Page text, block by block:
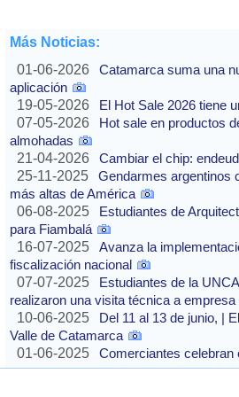
Más Noticias:
01-06-2026
Catamarca suma una
aplicación
19-05-2026
El Hot Sale 2026 tiene
07-05-2026
Hot sale en productos
almohadas
21-04-2026
Cambiar el chip:
25-11-2025
Gendarmes argentinos
más altas de América
06-08-2025
Estudiantes de
para Fiambalá
16-07-2025
Avanza la
fiscalización nacional
07-07-2025
Estudiantes de la
realizaron una visita técnica a
10-06-2025
Del 11 al 13 de junio, |
Valle de Catamarca
01-06-2025
Comerciantes celebran